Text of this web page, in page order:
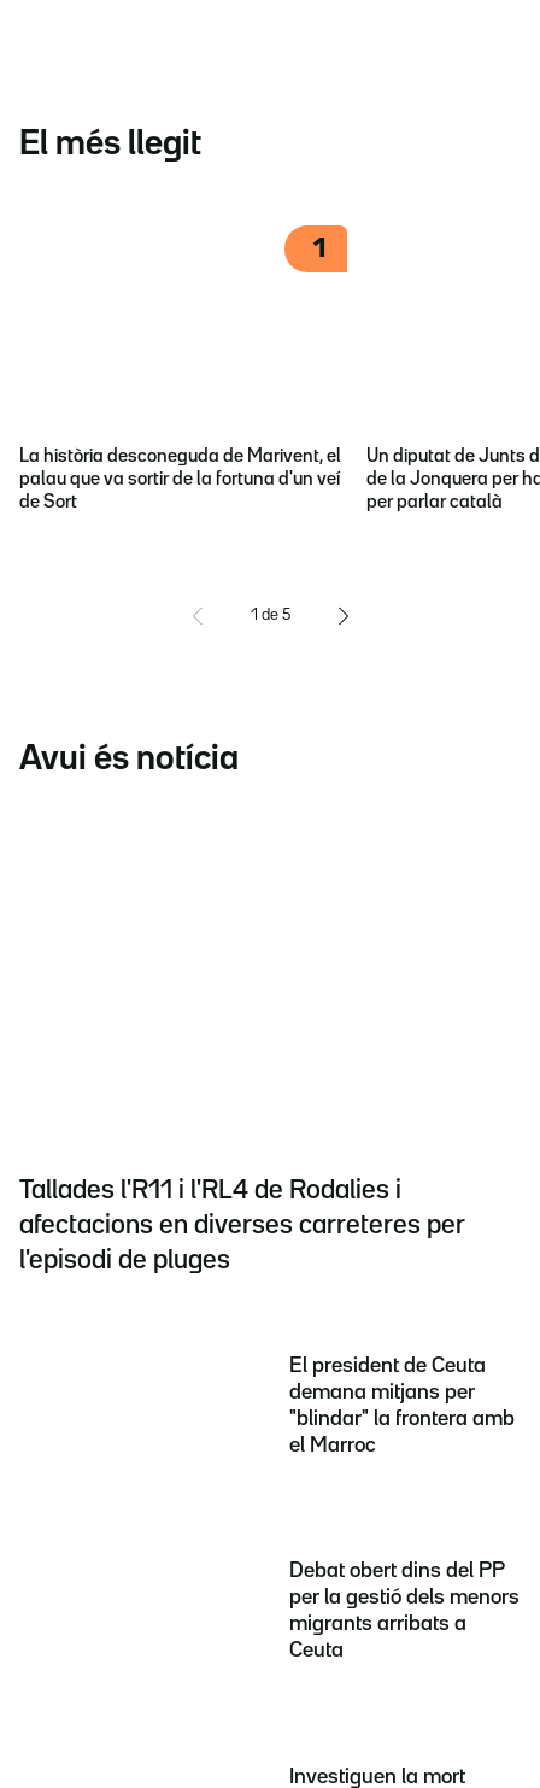
El més llegit
1
La història desconeguda de Marivent, el
palau que va sortir de la fortuna d'un veí
de Sort
Un diputat de Junts
de la Jonquera per
per parlar català
1 de 5
Avui és notícia
Tallades l'R11 i l'RL4 de Rodalies i
afectacions en diverses carreteres per
l'episodi de pluges
El president de Ceuta
demana mitjans per
"blindar" la frontera amb
el Marroc
Debat obert dins del PP
per la gestió dels menors
migrants arribats a
Ceuta
Investiguen la mort